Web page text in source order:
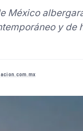
México
y de